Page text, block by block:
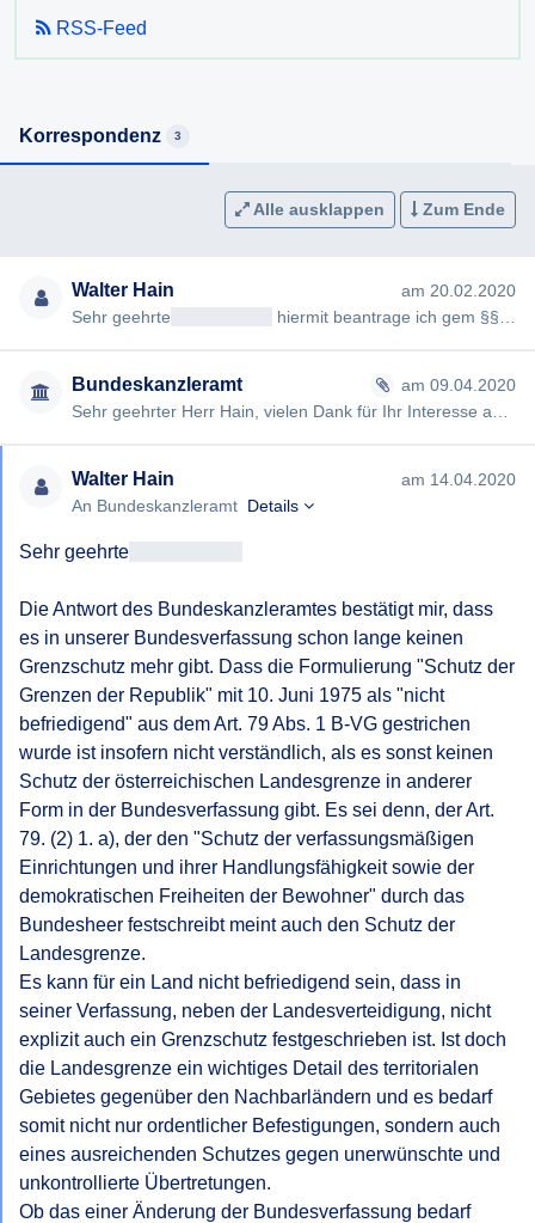
RSS-Feed
Korrespondenz 3
Alle ausklappen Zum Ende
Walter Hain
am 20.02.2020
Sehr geehrte
hiermit beantrage ich gem §§ 2, 3 AuskunftspflichtG die Erteilung folgender Auskunft: M…
Bundeskanzleramt
am 09.04.2020
Walter Hain
am 14.04.2020
An Bundeskanzleramt Details
Sehr geehrte
Die Antwort des Bundeskanzleramtes bestätigt mir, dass
es in unserer Bundesverfassung schon lange keinen
Grenzschutz mehr gibt. Dass die Formulierung "Schutz der
Grenzen der Republik" mit 10. Juni 1975 als "nicht
befriedigend" aus dem Art. 79 Abs. 1 B-VG gestrichen
wurde ist insofern nicht verständlich, als es sonst keinen
Schutz der österreichischen Landesgrenze in anderer
Form in der Bundesverfassung gibt. Es sei denn, der Art.
79. (2) 1. a), der den "Schutz der verfassungsmäßigen
Einrichtungen und ihrer Handlungsfähigkeit sowie der
demokratischen Freiheiten der Bewohner" durch das
Bundesheer festschreibt meint auch den Schutz der
Landesgrenze.
Es kann für ein Land nicht befriedigend sein, dass in
seiner Verfassung, neben der Landesverteidigung, nicht
explizit auch ein Grenzschutz festgeschrieben ist. Ist doch
die Landesgrenze ein wichtiges Detail des territorialen
Gebietes gegenüber den Nachbarländern und es bedarf
somit nicht nur ordentlicher Befestigungen, sondern auch
eines ausreichenden Schutzes gegen unerwünschte und
unkontrollierte Übertretungen.
Ob das einer Änderung der Bundesverfassung bedarf